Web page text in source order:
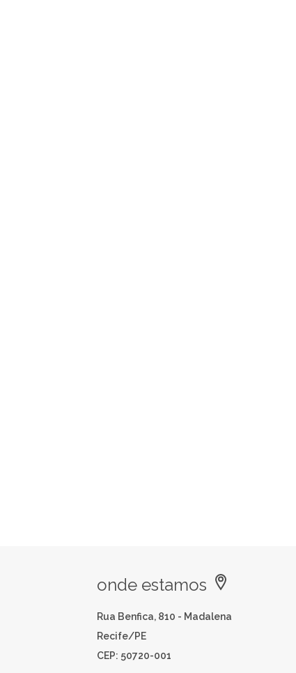
onde estamos
Rua Benfica, 810 - Madalena
Recife/PE
CEP: 50720-001